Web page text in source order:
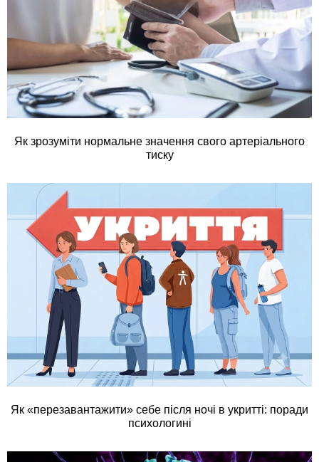
Як зрозуміти нормальне значення свого артеріального
тиску
Як «перезавантажити» себе після ночі в укритті: поради
психологині